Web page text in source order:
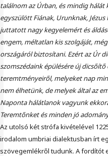
találnom az Úrban, és mindig hálát
egyszülött Fiának, Urunknak,
juttatott nagy kegyelemért és
engem, méltatlan kis szolgáját,
országáról biztosítani. Ezért az Úr
szomszédaink épülésére új
teremtményeiről, melyeket nap
nem élhetünk, de melyek által az
Naponta hálátlanok vagyunk
Teremtőnket és minden jó
Az utolsó két strófa kivételével
irodalom umbriai dialektusban írt
szövegemlékről tudunk. A fordítót